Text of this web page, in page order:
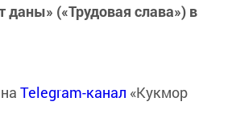
даны» («Трудовая слава») в
Telegram-канал «Кукмор